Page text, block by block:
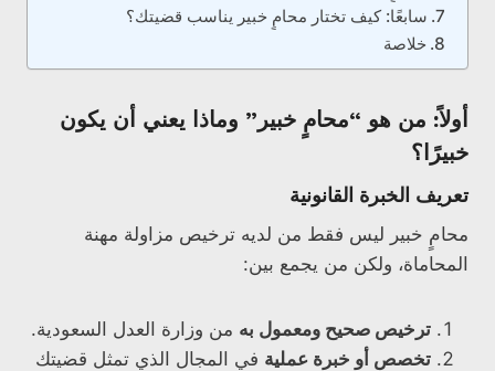
سابعًا: كيف تختار محامٍ خبير يناسب قضيتك؟
خلاصة
أولاً: من هو “محامٍ خبير” وماذا يعني أن يكون
خبيرًا؟
تعريف الخبرة القانونية
محامٍ خبير ليس فقط من لديه ترخيص مزاولة مهنة
المحاماة، ولكن من يجمع بين:
ترخيص صحيح ومعمول به من وزارة العدل السعودية.
تخصص أو خبرة عملية في المجال الذي تمثل قضيتك